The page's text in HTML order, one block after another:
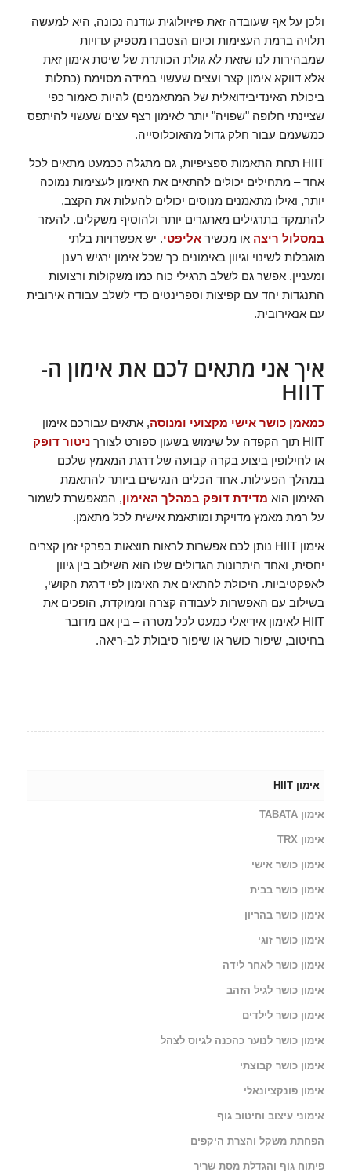
ולכן על אף שעובדה זאת פיזיולוגית עודנה נכונה, היא למעשה
תלויה ברמת העצימות וכיום הצטברו מספיק עדויות
שמבהירות לנו שזאת לא גולת הכותרת של שיטת אימון זאת
אלא דווקא אימון קצר ועצים שעשוי במידה מסוימת (כתלות
ביכולת האינדיבידואלית של המתאמנים) להיות כאמור כפי
שציינתי חלופה "שפויה" יותר לאימון רצף עצים שעשוי להיתפס
כמשעמם עבור חלק גדול מהאוכלוסייה.
HIIT תחת התאמות ספציפיות, גם מתגלה ככמעט מתאים לכל
אחד – מתחילים יכולים להתאים את האימון לעצימות נמוכה
יותר, ואילו מתאמנים מנוסים יכולים להעלות את הקצב,
להתמקד בתרגילים מאתגרים יותר ולהוסיף משקלים. להעזר
במסלול ריצה או מכשיר אליפטי. יש אפשרויות בלתי
מוגבלות לשינוי וגיוון באימונים כך שכל אימון ירגיש רענן
ומעניין. אפשר גם לשלב תרגילי כוח כמו משקולות ורצועות
התנגדות יחד עם קפיצות וספרינטים כדי לשלב עבודה אירובית
עם אנאירובית.
איך אני מתאים לכם את אימון ה-
HIIT
כמאמן כושר אישי מקצועי ומנוסה, אתאים עבורכם אימון
HIIT תוך הקפדה על שימוש בשעון ספורט לצורך
ניטור דופק
או לחילופין ביצוע בקרה קבועה של דרגת המאמץ שלכם
במהלך הפעילות. אחד הכלים הנגישים ביותר להתאמת
האימון הוא מדידת דופק במהלך האימון, המאפשרת לשמור
על רמת מאמץ מדויקת ומותאמת אישית לכל מתאמן.
אימון HIIT נותן לכם אפשרות לראות תוצאות בפרקי זמן קצרים
יחסית, ואחד היתרונות הגדולים שלו הוא השילוב בין גיוון
לאפקטיביות. היכולת להתאים את האימון לפי דרגת הקושי,
בשילוב עם האפשרות לעבודה קצרה וממוקדת, הופכים את
HIIT לאימון אידיאלי כמעט לכל מטרה – בין אם מדובר
בחיטוב, שיפור כושר או שיפור סיבולת לב-ריאה.
אימון HIIT
אימון TABATA
אימון TRX
אימון כושר אישי
אימון כושר בבית
אימון כושר בהריון
אימון כושר זוגי
אימון כושר לאחר לידה
אימון כושר לגיל הזהב
אימון כושר לילדים
אימון כושר לנוער כהכנה לגיוס לצהל
אימון כושר קבוצתי
אימון פונקציונאלי
אימוני עיצוב וחיטוב גוף
הפחתת משקל והצרת היקפים
פיתוח גוף והגדלת מסת שריר